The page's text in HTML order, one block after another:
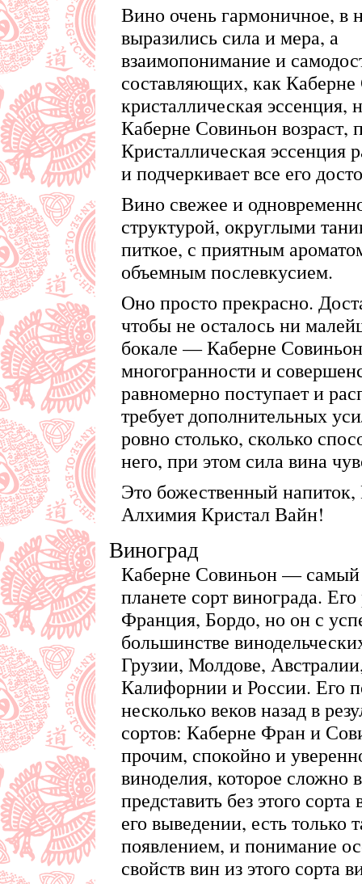
Вино очень гармоничное, в
выразились сила и мера, а
взаимопонимание и
составляющих, как
кристаллическая эссенция,
Каберне Совиньон возраст,
Кристаллическая эссенция
и подчеркивает все его
Вино свежее и
структурой, округлыми
питкое, с приятным
объемным послевкусием.
Оно просто прекрасно.
чтобы не осталось ни
бокале — Каберне
многогранности и
равномерно поступает и
требует дополнительных
ровно столько, сколько
него, при этом сила вина
Это божественный
Алхимия Кристал Вайн!
Виноград
Каберне Совиньон — самый
планете сорт винограда.
Франция, Бордо, но он с
большинстве
Грузии, Молдове,
Калифорнии и России. Его
несколько веков назад в
сортов: Каберне Фран и
прочим, спокойно и
виноделия, которое сложно
представить без этого
его выведении, есть только
появлением, и понимание
свойств вин из этого сорта